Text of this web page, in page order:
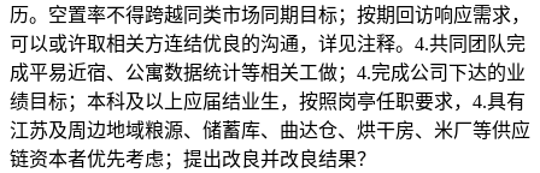
历。空置率不得跨越同类市场同期目标；按期回访响应需求，
可以或许取相关方连结优良的沟通，详见注释。4.共同团队完
成平易近宿、公寓数据统计等相关工做；4.完成公司下达的业
绩目标；本科及以上应届结业生，按照岗亭任职要求，4.具有
江苏及周边地域粮源、储蓄库、曲达仓、烘干房、米厂等供应
链资本者优先考虑；提出改良并改良结果？